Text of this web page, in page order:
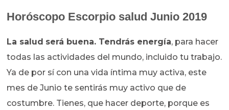
Horóscopo Escorpio salud Junio 2019
La salud será buena. Tendrás energía, para hacer
todas las actividades del mundo, incluido tu trabajo.
Ya de por sí con una vida íntima muy activa, este
mes de Junio te sentirás muy activo que de
costumbre. Tienes, que hacer deporte, porque es